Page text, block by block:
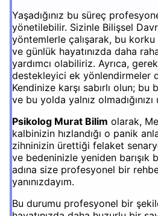
Yaşadığınız bu süreç
yönetilebilir. Sizinle Bilişsel
yöntemlerle çalışarak, bu korku
ve günlük hayatınızda daha
yardımcı olabiliriz. Ayrıca,
destekleyici ek yönlendirmeler
Kendinize karşı sabırlı olun;
ve bu yolda yalnız olmadığınızı
Psikolog Murat Bilim olarak,
kalbinizin hızlandığı o panik
zihninizin ürettiği felaket
ve bedeninizle yeniden barışık
adına size profesyonel bir
yanınızdayım.
Bu durumu profesyonel bir